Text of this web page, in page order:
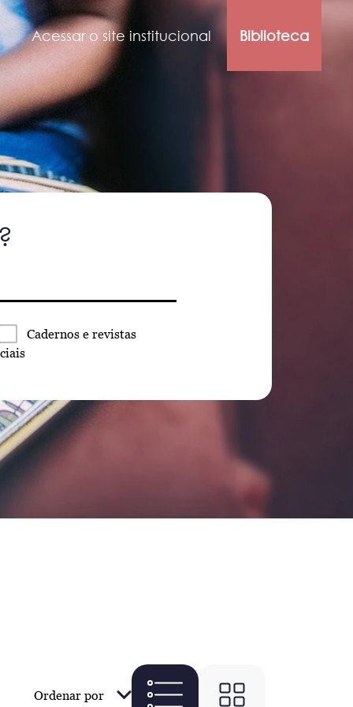
Acessar o site institucional Biblioteca
Cadernos e revistas
Ordenar por